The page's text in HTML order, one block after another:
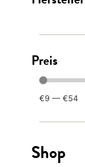
Preis
€9 — €54
Shop